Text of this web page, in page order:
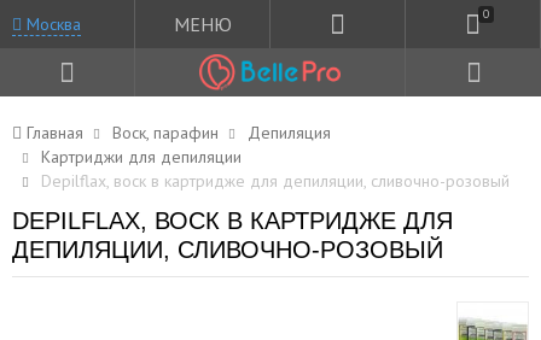
Москва МЕНЮ 0
Главная Воск, парафин
Депиляция
Картриджи для депиляции
Depilflax, воск в картридже для депиляции, сливочно-розовый
DEPILFLAX, ВОСК В КАРТРИДЖЕ ДЛЯ
ДЕПИЛЯЦИИ, СЛИВОЧНО-РОЗОВЫЙ